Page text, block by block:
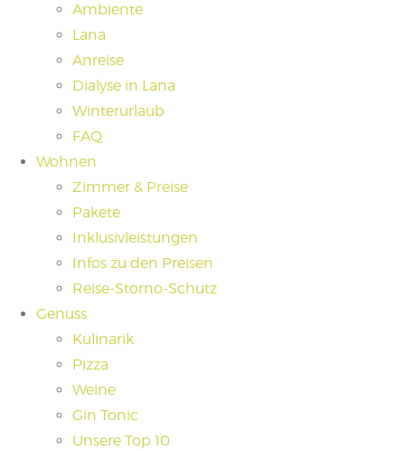
Ambiente
Lana
Anreise
Dialyse in Lana
Winterurlaub
FAQ
Wohnen
Zimmer & Preise
Pakete
Inklusivleistungen
Infos zu den Preisen
Reise-Storno-Schutz
Genuss
Kulinarik
Pizza
Weine
Gin Tonic
Unsere Top 10